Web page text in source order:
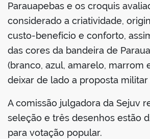
Parauapebas e os croquis
considerado a criatividade,
custo-benefício e conforto,
das cores da bandeira de
(branco, azul, amarelo, marrom
deixar de lado a proposta militar
A comissão julgadora da Sejuv
seleção e três desenhos estão
para votação popular.